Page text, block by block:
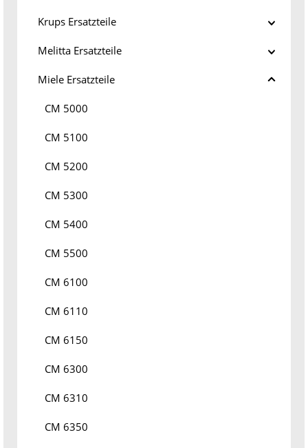
Krups Ersatzteile
Melitta Ersatzteile
Miele Ersatzteile
CM 5000
CM 5100
CM 5200
CM 5300
CM 5400
CM 5500
CM 6100
CM 6110
CM 6150
CM 6300
CM 6310
CM 6350